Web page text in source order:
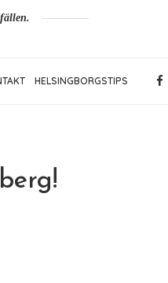
HELSINGBORGSTIPS